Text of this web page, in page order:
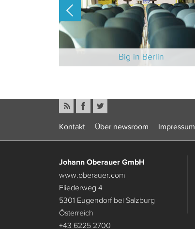
Big in Berlin
Kontakt Über newsroom Impressum
Johann Oberauer GmbH
www.oberauer.com
Fliederweg 4
5301 Eugendorf bei Salzburg
Österreich
+43 6225 2700